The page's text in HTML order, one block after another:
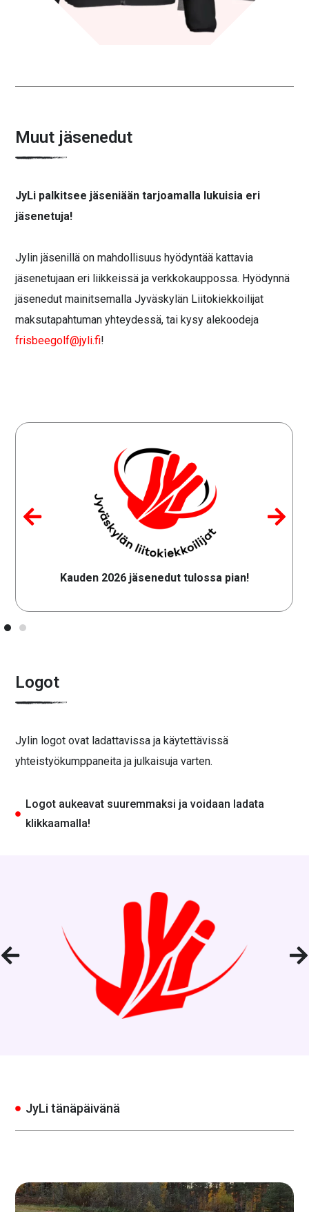
Muut jäsenedut
JyLi palkitsee jäseniään tarjoamalla lukuisia eri
jäsenetuja!
Jylin jäsenillä on mahdollisuus hyödyntää kattavia
jäsenetujaan eri liikkeissä ja verkkokauppossa. Hyödynnä
jäsenedut mainitsemalla Jyväskylän Liitokiekkoilijat
maksutapahtuman yhteydessä, tai kysy alekoodeja
frisbeegolf@jyli.fi!
Kauden 2026 jäsenedut tulossa pian!
Logot
Jylin logot ovat ladattavissa ja käytettävissä
yhteistyökumppaneita ja julkaisuja varten.
Logot aukeavat suuremmaksi ja voidaan ladata
klikkaamalla!
JyLi tänäpäivänä